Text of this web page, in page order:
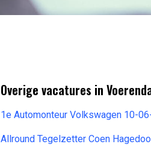
Overige vacatures in
1e Automonteur Volkswagen 10-
Allround Tegelzetter Coen